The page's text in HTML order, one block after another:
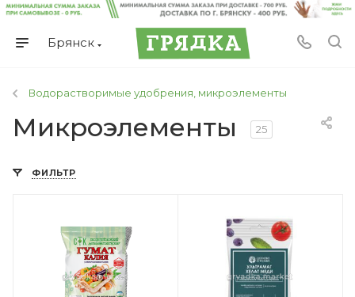
Брянск
Водорастворимые удобрения, микроэлементы
Микроэлементы 25
ФИЛЬТР